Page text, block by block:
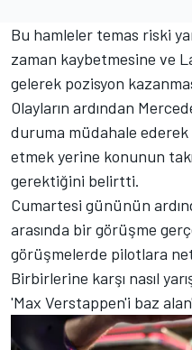
Bu hamleler temas riski
zaman kaybetmesine ve
gelerek pozisyon
Olayların ardından
duruma müdahale
etmek yerine konunun
gerektiğini belirtti.
Cumartesi gününün
arasında bir görüşme
görüşmelerde pilotlara
Birbirlerine karşı nasıl
'Max Verstappen'i baz